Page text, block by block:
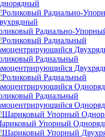
Радиально-
Радиальный
Радиальный
Упорный